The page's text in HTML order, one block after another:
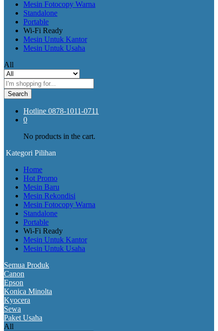
Mesin Fotocopy Warna
Standalone
Portable
Wi-Fi Ready
Mesin Untuk Kantor
Mesin Untuk Usaha
All
Search
Hotline 0878-1011-0711
0
No products in the cart.
Kategori Pilihan
Home
Hot Promo
Mesin Baru
Mesin Rekondisi
Mesin Fotocopy Warna
Standalone
Portable
Wi-Fi Ready
Mesin Untuk Kantor
Mesin Untuk Usaha
Semua Produk
Canon
Epson
Konica Minolta
Kyocera
Sewa
Paket Usaha
All